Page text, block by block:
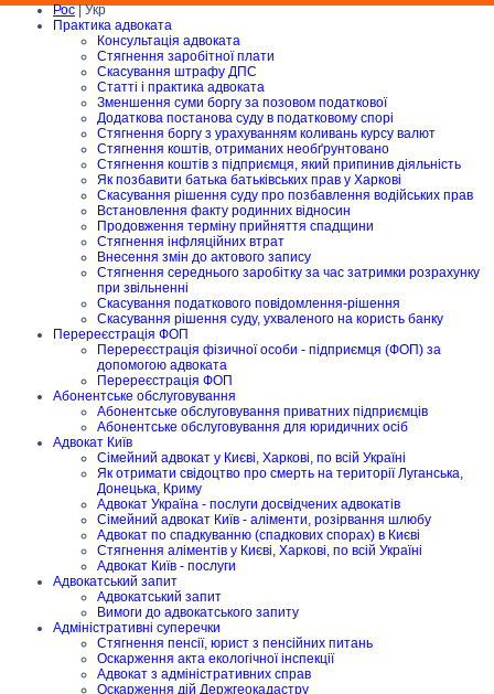
Рос| Укр
Практика адвоката
Консультація адвоката
Стягнення заробітної плати
Скасування штрафу ДПС
Статті і практика адвоката
Зменшення суми боргу за позовом податкової
Додаткова постанова суду в податковому спорі
Стягнення боргу з урахуванням коливань курсу валют
Стягнення коштів, отриманих необґрунтовано
Стягнення коштів з підприємця, який припинив діяльність
Як позбавити батька батьківських прав у Харкові
Скасування рішення суду про позбавлення водійських прав
Встановлення факту родинних відносин
Продовження терміну прийняття спадщини
Стягнення інфляційних втрат
Внесення змін до актового запису
Стягнення середнього заробітку за час затримки розрахунку
при звільненні
Скасування податкового повідомлення-рішення
Скасування рішення суду, ухваленого на користь банку
Перереєстрація ФОП
Перереєстрація фізичної особи - підприємця (ФОП) за
допомогою адвоката
Перереєстрація ФОП
Абонентське обслуговування
Абонентське обслуговування приватних підприємців
Абонентське обслуговування для юридичних осіб
Адвокат Київ
Сімейний адвокат у Києві, Харкові, по всій Україні
Як отримати свідоцтво про смерть на території Луганська,
Донецька, Криму
Адвокат Україна - послуги досвідчених адвокатів
Сімейний адвокат Київ - аліменти, розірвання шлюбу
Адвокат по спадкуванню (спадкових спорах) в Києві
Стягнення аліментів у Києві, Харкові, по всій Україні
Адвокат Київ - послуги
Адвокатський запит
Адвокатський запит
Вимоги до адвокатського запиту
Адміністративні суперечки
Стягнення пенсії, юрист з пенсійних питань
Оскарження акта екологічної інспекції
Адвокат з адміністративних справ
Оскарження дій Держгеокадастру